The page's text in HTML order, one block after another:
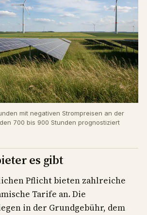
mit negativen Strompreisen an der
700 bis 900 Stunden prognostiziert
es gibt
Pflicht bieten zahlreiche
Tarife an. Die
in der Grundgebühr, dem